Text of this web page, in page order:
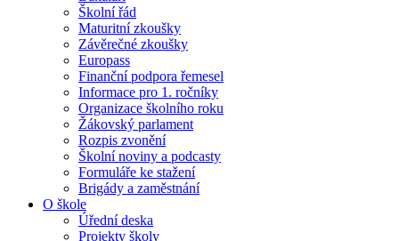
Školní řád
Maturitní zkoušky
Závěrečné zkoušky
Europass
Finanční podpora řemesel
Informace pro 1. ročníky
Organizace školního roku
Žákovský parlament
Rozpis zvonění
Školní noviny a podcasty
Formuláře ke stažení
Brigády a zaměstnání
O škole
Úřední deska
Projekty školy